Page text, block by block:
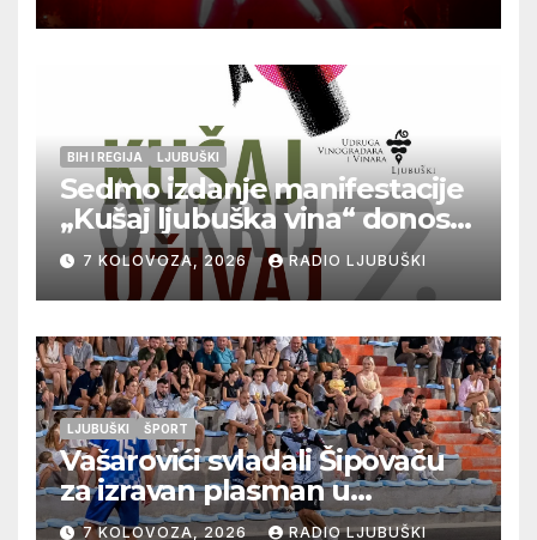
BIH I REGIJA LJUBUŠKI
Sedmo izdanje manifestacije
„Kušaj ljubuška vina“ donosi
vrhunska vina, gastronomiju i
glazbu
7 KOLOVOZA, 2026 RADIO LJUBUŠKI
LJUBUŠKI ŠPORT
Vašarovići svladali Šipovaču
za izravan plasman u
četvrtfinale, Grab izborio
7 KOLOVOZA, 2026 RADIO LJUBUŠKI